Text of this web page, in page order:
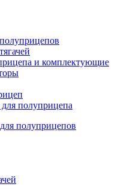
и комплектующие
полуприцепа
полуприцепов